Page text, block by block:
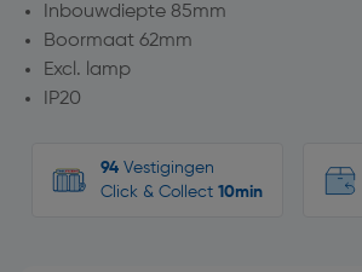
Inbouwdiepte 85mm
Boormaat 62mm
Excl. lamp
IP20
94 Vestigingen
Click & Collect 10min